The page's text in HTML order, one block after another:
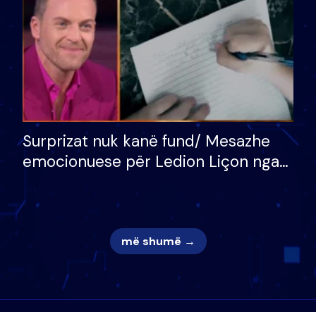
Surprizat nuk kanë fund/ Mesazhe
emocionuese për Ledion Liçon nga
nuk i mban dot lotët: Nuk meritoj…
më shumë →